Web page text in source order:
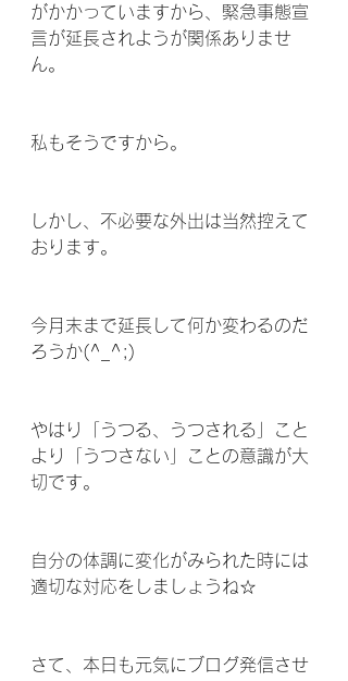
がかかっていますから、緊急事態宣
言が延長されようが関係ありませ
ん。
私もそうですから。
しかし、不必要な外出は当然控えて
おります。
今月末まで延長して何か変わるのだ
ろうか(^_^;)
やはり「うつる、うつされる」こと
より「うつさない」ことの意識が大
切です。
自分の体調に変化がみられた時には
適切な対応をしましょうね☆
さて、本日も元気にブログ発信させ